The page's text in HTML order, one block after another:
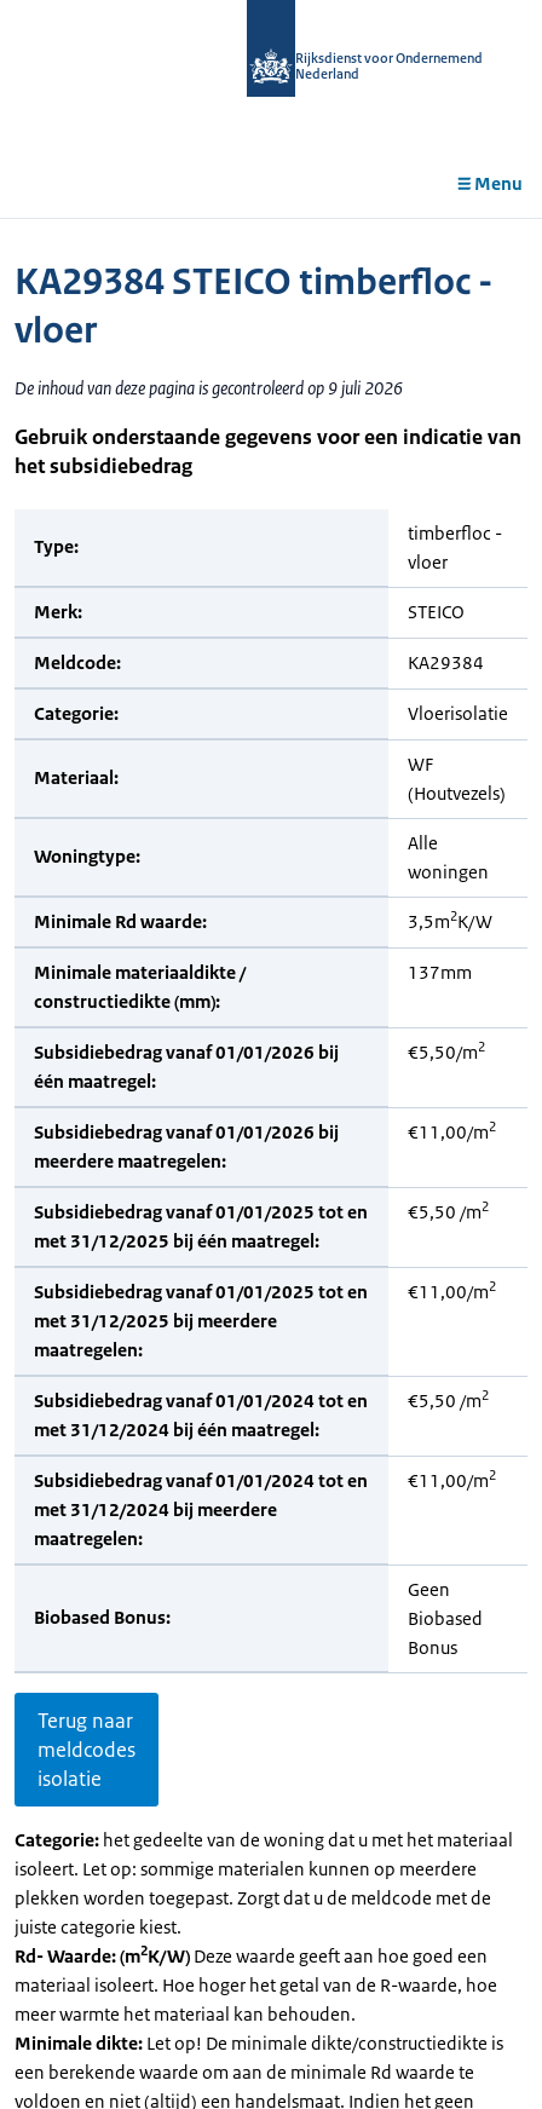
Rijksdienst voor Ondernemend
Nederland
Menu
KA29384 STEICO timberfloc -
vloer
De inhoud van deze pagina is gecontroleerd op 9 juli 2026
Gebruik onderstaande gegevens voor een indicatie van
het subsidiebedrag
Type:
timberfloc -
vloer
Merk: STEICO
Meldcode: KA29384
Categorie: Vloerisolatie
Materiaal:
WF
(Houtvezels)
Woningtype:
Alle
woningen
Minimale Rd waarde: 3,5m2K/W
Minimale materiaaldikte /
constructiedikte (mm):
137mm
Subsidiebedrag vanaf 01/01/2026 bij
één maatregel:
€5,50/m2
Subsidiebedrag vanaf 01/01/2026 bij
meerdere maatregelen:
€11,00/m2
Subsidiebedrag vanaf 01/01/2025 tot en
met 31/12/2025 bij één maatregel:
€5,50 /m2
Subsidiebedrag vanaf 01/01/2025 tot en
met 31/12/2025 bij meerdere
maatregelen:
€11,00/m2
Subsidiebedrag vanaf 01/01/2024 tot en
met 31/12/2024 bij één maatregel:
€5,50 /m2
Subsidiebedrag vanaf 01/01/2024 tot en
met 31/12/2024 bij meerdere
maatregelen:
€11,00/m2
Biobased Bonus:
Geen
Biobased
Bonus
Terug naar
meldcodes
isolatie
Categorie: het gedeelte van de woning dat u met het materiaal
isoleert. Let op: sommige materialen kunnen op meerdere
plekken worden toegepast. Zorgt dat u de meldcode met de
juiste categorie kiest.
Rd- Waarde: (m2K/W) Deze waarde geeft aan hoe goed een
materiaal isoleert. Hoe hoger het getal van de R-waarde, hoe
meer warmte het materiaal kan behouden.
Minimale dikte: Let op! De minimale dikte/constructiedikte is
een berekende waarde om aan de minimale Rd waarde te
voldoen en niet (altijd) een handelsmaat. Indien het geen